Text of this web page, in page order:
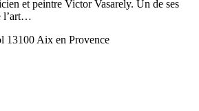
et peintre Victor Vasarely. Un de ses
l’art…
13100 Aix en Provence